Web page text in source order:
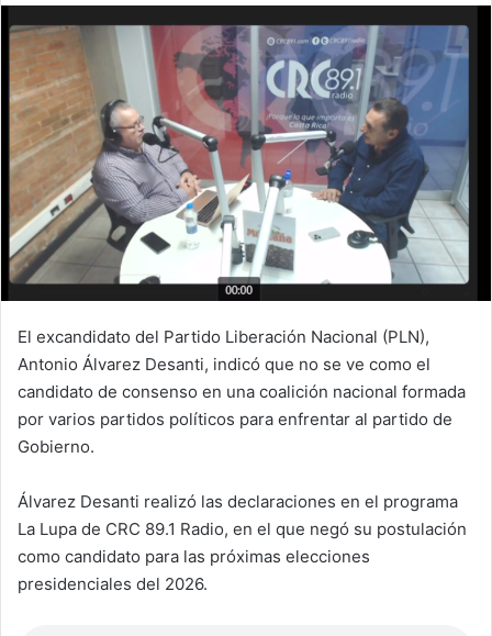
El excandidato del Partido Liberación Nacional (PLN),
Antonio Álvarez Desanti, indicó que no se ve como el
candidato de consenso en una coalición nacional formada
por varios partidos políticos para enfrentar al partido de
Gobierno.
Álvarez Desanti realizó las declaraciones en el programa
La Lupa de CRC 89.1 Radio, en el que negó su postulación
como candidato para las próximas elecciones
presidenciales del 2026.